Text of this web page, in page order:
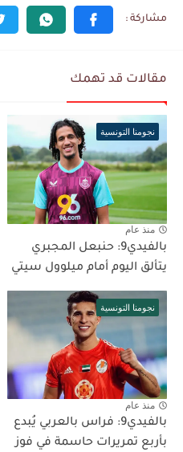
مقالات قد تهمك
نجومنا التونسية
منذ عام
بالفيدي9: حنبعل المجبري
يتألق اليوم أمام ميلوول سيتي
نجومنا التونسية
منذ عام
بالفيدي9: فراس بالعربي يُبدع
بأربع تمريرات حاسمة في فوز